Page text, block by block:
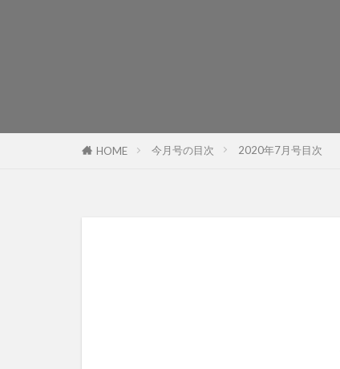
HOME 今月号の目次 2020年7月号目次